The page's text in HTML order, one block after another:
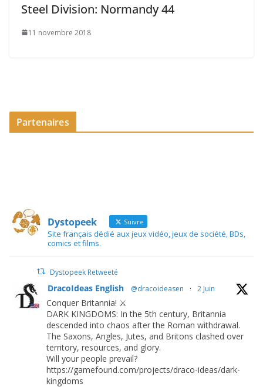
Steel Division: Normandy 44
11 novembre 2018
Partenaires
Dystopeek Suivre
Site français dédié aux jeux vidéo, jeux de société, BDs,
comics et films.
Dystopeek Retweeté
DracoIdeas English @dracoideasen · 2 Juin
Conquer Britannia! ⚔️
DARK KINGDOMS: In the 5th century, Britannia
descended into chaos after the Roman withdrawal.
The Saxons, Angles, Jutes, and Britons clashed over
territory, resources, and glory.
Will your people prevail?
https://gamefound.com/projects/draco-ideas/dark-
kingdoms